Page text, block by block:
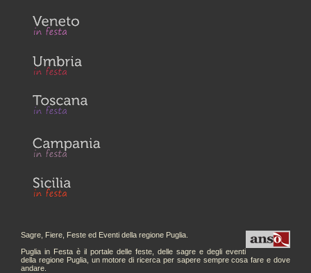
Sagre, Fiere, Feste ed Eventi della regione Puglia.
Puglia in Festa è il portale delle feste, delle sagre e degli eventi
della regione Puglia, un motore di ricerca per sapere sempre cosa fare e dove
andare.